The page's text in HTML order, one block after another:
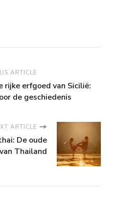
ARTICLE
rijke erfgoed van Sicilië:
de geschiedenis
ARTICLE
De oude
Thailand